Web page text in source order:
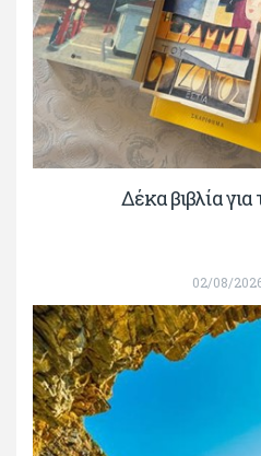
Δέκα βιβλία
02/08/